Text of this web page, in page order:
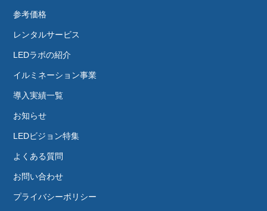
参考価格
レンタルサービス
LEDラボの紹介
イルミネーション事業
導入実績一覧
お知らせ
LEDビジョン特集
よくある質問
お問い合わせ
プライバシーポリシー